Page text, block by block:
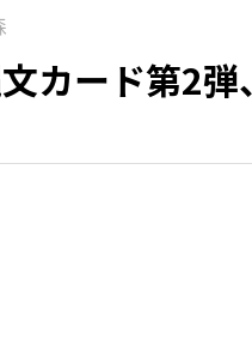
カード第2